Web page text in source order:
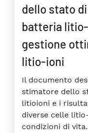
dello stato di
batteria
gestione
litio-ioni
Il documento
stimatore dello
litioioni e i
diverse celle
condizioni di